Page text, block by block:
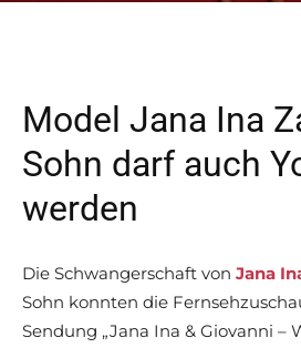
Model Jana Ina
Sohn darf auch
werden
Die Schwangerschaft von Jana
Sohn konnten die
Sendung „Jana Ina & Giovanni –